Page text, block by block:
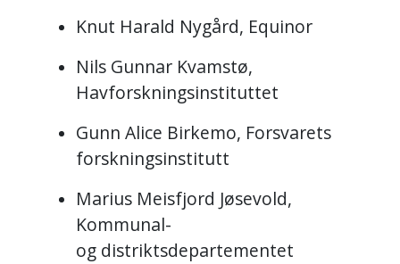
Knut Harald Nygård, Equinor
Nils Gunnar Kvamstø,
Havforskningsinstituttet
Gunn Alice Birkemo, Forsvarets
forskningsinstitutt
Marius Meisfjord Jøsevold,
Kommunal-
og distriktsdepartementet